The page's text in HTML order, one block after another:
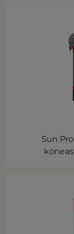
Sun